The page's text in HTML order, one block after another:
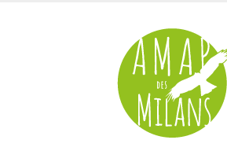
contact@amap-des-milans.fr